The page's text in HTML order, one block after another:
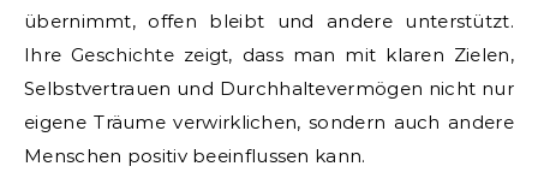
übernimmt, offen bleibt und andere unterstützt.
Ihre Geschichte zeigt, dass man mit klaren Zielen,
Selbstvertrauen und Durchhaltevermögen nicht nur
eigene Träume verwirklichen, sondern auch andere
Menschen positiv beeinflussen kann.